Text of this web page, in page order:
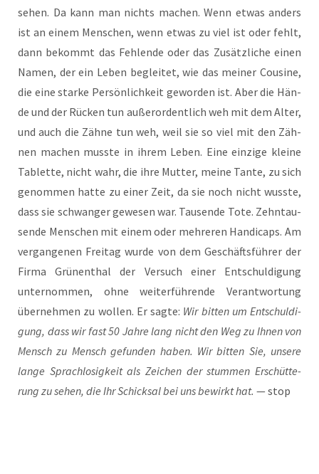
sehen. Da kann man nichts machen. Wenn etwas anders
ist an einem Men­schen, wenn etwas zu viel ist oder fehlt,
dann bekommt das Feh­len­de oder das Zusätz­li­che einen
Namen, der ein Leben beglei­tet, wie das mei­ner Cou­si­ne,
die eine star­ke Per­sön­lich­keit gewor­den ist. Aber die Hän­
de und der Rücken tun außer­or­dent­lich weh mit dem Alter,
und auch die Zäh­ne tun weh, weil sie so viel mit den Zäh­
nen machen muss­te in ihrem Leben. Eine ein­zi­ge klei­ne
Tablet­te, nicht wahr, die ihre Mut­ter, mei­ne Tan­te, zu sich
genom­men hat­te zu einer Zeit, da sie noch nicht wuss­te,
dass sie schwan­ger gewe­sen war. Tau­sen­de Tote. Zehn­tau­
sen­de Men­schen mit einem oder meh­re­ren Han­di­caps. Am
ver­gan­ge­nen Frei­tag wur­de von dem Geschäfts­füh­rer der
Fir­ma Grü­nen­thal der Ver­such einer Ent­schul­di­gung
unter­nom­men, ohne wei­ter­füh­ren­de Ver­ant­wor­tung
über­neh­men zu wol­len. Er sag­te: Wir bit­ten um Ent­schul­di­
gung, dass wir fast 50 Jah­re lang nicht den Weg zu Ihnen von
Mensch zu Mensch gefun­den haben. Wir bit­ten Sie, unse­re
lan­ge Sprach­lo­sig­keit als Zei­chen der stum­men Erschüt­te­
rung zu sehen, die Ihr Schick­sal bei uns bewirkt hat. — stop